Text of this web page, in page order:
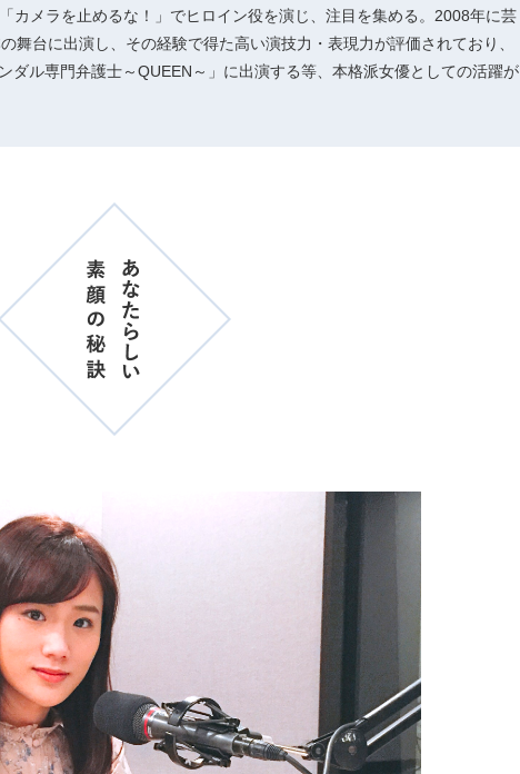
カメラを止めるな！」でヒロイン役を演じ、注目を集める。2008年に芸
舞台に出演し、その経験で得た高い演技力・表現力が評価されており、
ダル専門弁護士～QUEEN～」に出演する等、本格派女優としての活躍が